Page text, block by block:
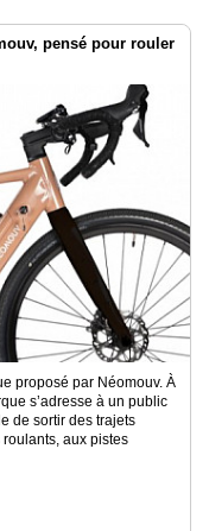
pensé pour rouler
proposé par Néomouv. À
s’adresse à un public
de sortir des trajets
aux pistes